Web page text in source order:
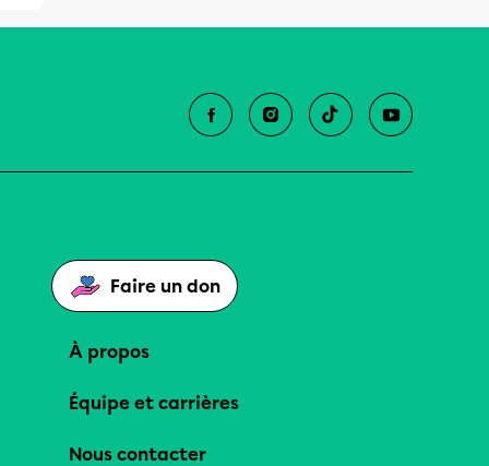
Faire un don
À propos
Équipe et carrières
Nous contacter